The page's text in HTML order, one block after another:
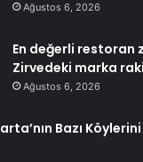
Ağustos 6, 2026
En değerli restoran
Zirvedeki marka
Ağustos 6, 2026
Bazı